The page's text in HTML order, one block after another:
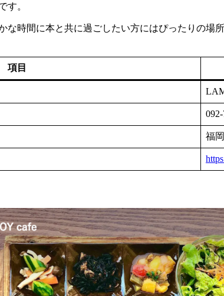
す。
な時間に本と共に過ごしたい方にはぴったりの
項目
092-
福